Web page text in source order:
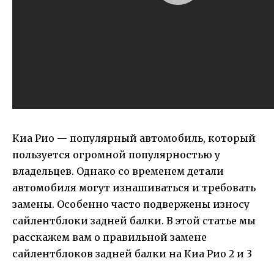
Киа Рио — популярный автомобиль, который
пользуется огромной популярностью у
владельцев. Однако со временем детали
автомобиля могут изнашиваться и требовать
замены. Особенно часто подвержены износу
сайлентблоки задней балки. В этой статье мы
расскажем вам о правильной замене
сайлентблоков задней балки на Киа Рио 2 и 3